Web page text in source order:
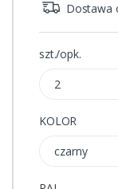
Dostawa
szt./opk.
2
KOLOR
czarny